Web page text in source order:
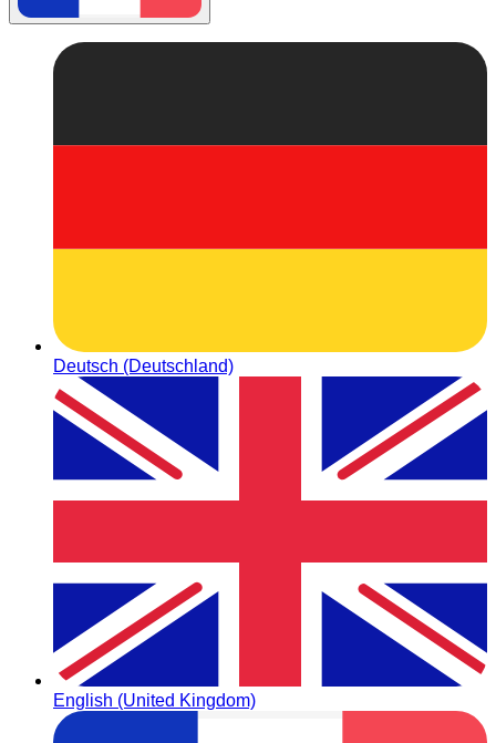
Deutsch (Deutschland)
English (United Kingdom)